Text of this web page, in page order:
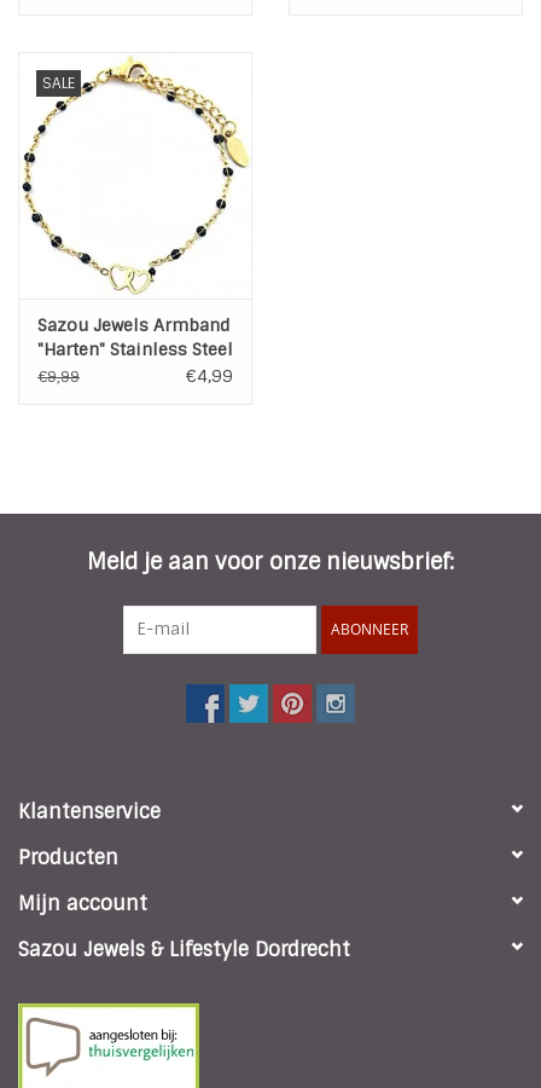
SALE
Sazou Jewels Armband
"Harten" Stainless Steel
Goud of Zilver
€9,99 €4,99
Meld je aan voor onze nieuwsbrief:
ABONNEER
Klantenservice
Producten
Mijn account
Sazou Jewels & Lifestyle Dordrecht